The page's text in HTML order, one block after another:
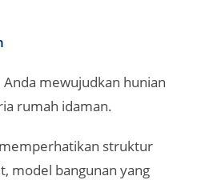
mewujudkan hunian
rumah idaman.
struktur
model bangunan yang